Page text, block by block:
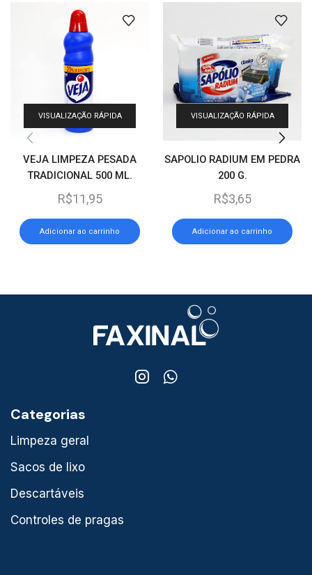
VISUALIZAÇÃO RÁPIDA
VEJA LIMPEZA PESADA
TRADICIONAL 500 ML.
R$11,95
Adicionar ao carrinho
VISUALIZAÇÃO RÁPIDA
SAPOLIO RADIUM EM PEDRA
200 G.
R$3,65
Adicionar ao carrinho
Categorias
Limpeza geral
Sacos de lixo
Descartáveis
Controles de pragas